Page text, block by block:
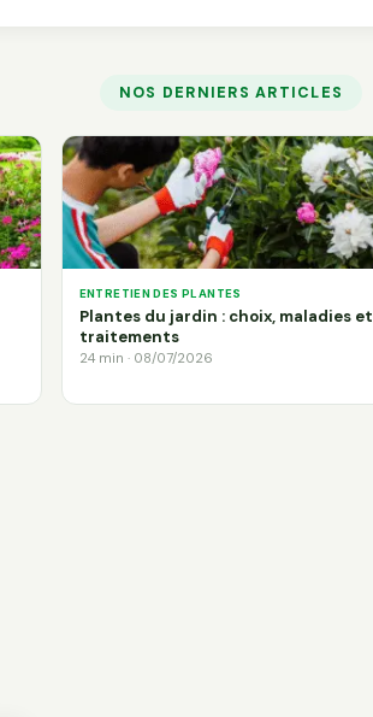
NOS DERNIERS ARTICLES
ENTRETIEN DES PLANTES
Plantes du jardin : choix, maladies et
traitements
24 min · 08/07/2026